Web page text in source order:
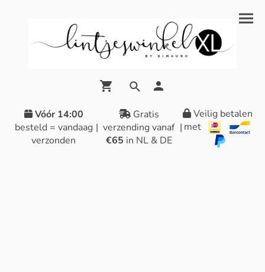
Vóór 14:00
besteld = vandaag
verzonden
|
Gratis
verzending vanaf
€65 in NL & DE
|
Veilig betalen
met